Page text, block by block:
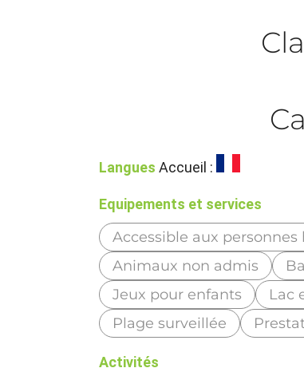
Langues Accueil :
Equipements et services
Accessible aux personnes
Animaux non admis
Jeux pour enfants
Lac
Plage surveillée
Activités